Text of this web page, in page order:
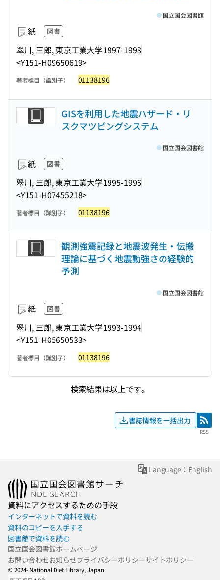
紙 図書
翠川, 三郎, 東京工業大学1997-1998
<Y151-H09650619>
国立国会図書館
著者標目（識別子） 01138196
GISを利用した地震ハザード・リ
スクマツピングシステム
紙 図書
翠川, 三郎, 東京工業大学1995-1996
<Y151-H07455218>
国立国会図書館
著者標目（識別子） 01138196
観測強震記録と地震波発生・伝搬
理論に基づく地震動強さの経験的
予測
紙 図書
翠川, 三郎, 東京工業大学1993-1994
<Y151-H05650533>
国立国会図書館
著者標目（識別子） 01138196
検索結果は以上です。
書誌情報を一括出力 RSS
RSS
Language：English
資料にアクセスするための手段
インターネットで資料を読む
資料のコピーを入手する
図書館で資料を読む
国立国会図書館ホームページ
お問い合わせお知らせプライバシーポリシーサイトポリシー
© 2024- National Diet Library, Japan.